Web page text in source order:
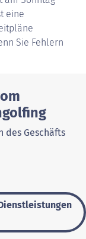
eine
Sie Fehlern
des Geschäfts